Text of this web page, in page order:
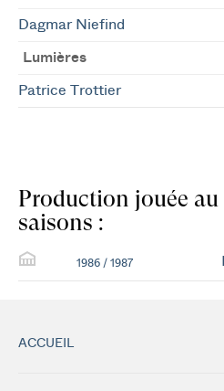
Dagmar Niefind
Lumières
Patrice Trottier
Production jouée au
saisons :
1986 / 1987
ACCUEIL